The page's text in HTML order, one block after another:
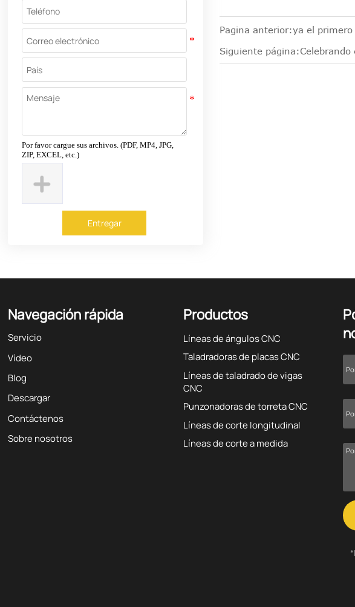
Por favor cargue sus archivos. (PDF, MP4, JPG,
ZIP, EXCEL, etc.)
Entregar
Pagina anterior:ya el primero
Siguiente página:
Navegación rápida
Servicio
Vídeo
Blog
Descargar
Contáctenos
Sobre nosotros
Productos
Líneas de ángulos CNC
Taladradoras de placas CNC
Líneas de taladrado de vigas
CNC
Punzonadoras de torreta CNC
Líneas de corte longitudinal
Líneas de corte a medida